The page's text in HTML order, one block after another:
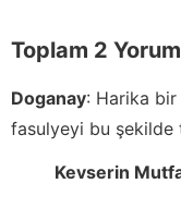
Toplam 2 Yorum
Doganay: Harika bir
fasulyeyi bu şekilde
Kevserin